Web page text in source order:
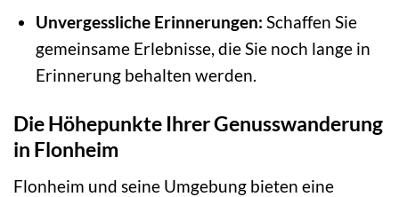
Unvergessliche Erinnerungen: Schaffen Sie
gemeinsame Erlebnisse, die Sie noch lange in
Erinnerung behalten werden.
Die Höhepunkte Ihrer Genusswanderung
in Flonheim
Flonheim und seine Umgebung bieten eine